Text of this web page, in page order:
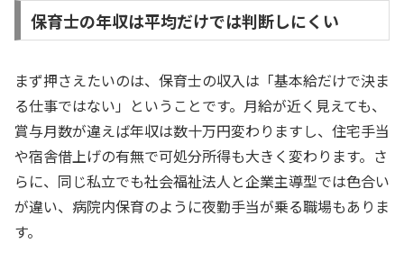
保育士の年収は平均だけでは判断しにくい
まず押さえたいのは、保育士の収入は「基本給だけで決ま
る仕事ではない」ということです。月給が近く見えても、
賞与月数が違えば年収は数十万円変わりますし、住宅手当
や宿舎借上げの有無で可処分所得も大きく変わります。さ
らに、同じ私立でも社会福祉法人と企業主導型では色合い
が違い、病院内保育のように夜勤手当が乗る職場もありま
す。